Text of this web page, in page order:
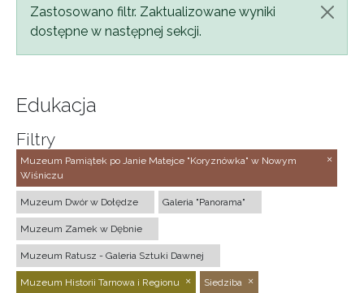
Komunikat
Zastosowano filtr. Zaktualizowane wyniki
dostępne w następnej sekcji.
Edukacja
Filtry
Muzeum Pamiątek po Janie Matejce "Koryznówka" w Nowym
Wiśniczu
Muzeum Dwór w Dołędze Galeria "Panorama"
Muzeum Zamek w Dębnie
Muzeum Ratusz - Galeria Sztuki Dawnej
Muzeum Historii Tarnowa i Regionu Siedziba